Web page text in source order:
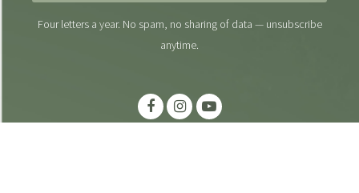
Four letters a year. No spam, no sharing of data — unsubscribe
anytime.